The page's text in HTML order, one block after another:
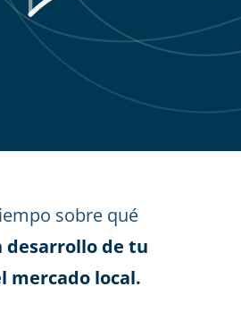
sobre qué
desarrollo de tu
mercado local.